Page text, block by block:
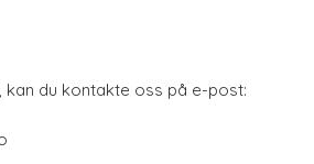
kan du kontakte oss på e-post: